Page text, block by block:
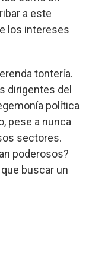
a este
los intereses
tontería.
dirigentes del
política
pese a nunca
sectores.
poderosos?
buscar un